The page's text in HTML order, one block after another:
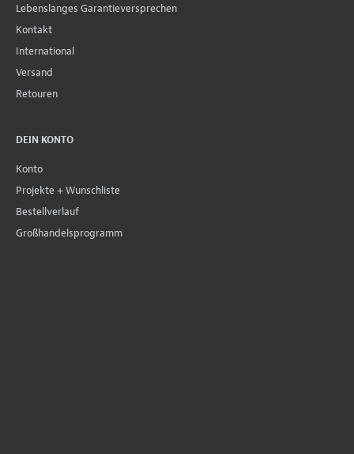
Lebenslanges Garantieversprechen
Kontakt
International
Versand
Retouren
DEIN KONTO
Konto
Projekte + Wunschliste
Bestellverlauf
Großhandelsprogramm